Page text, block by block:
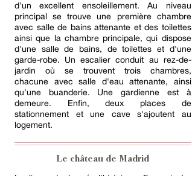
d'un excellent ensoleillement. Au niveau
principal se trouve une première chambre
avec salle de bains attenante et des toilettes
ainsi que la chambre principale, qui dispose
d'une salle de bains, de toilettes et d'une
garde-robe. Un escalier conduit au rez-de-
jardin où se trouvent trois chambres,
chacune avec salle d'eau attenante, ainsi
qu'une buanderie. Une gardienne est à
demeure. Enfin, deux places de
stationnement et une cave s'ajoutent au
logement.
Le château de Madrid